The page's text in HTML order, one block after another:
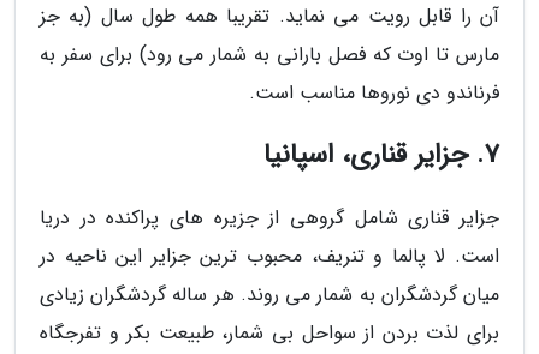
آن را قابل رویت می نماید. تقریبا همه طول سال (به جز
مارس تا اوت که فصل بارانی به شمار می رود) برای سفر به
فرناندو دی نوروها مناسب است.
7. جزایر قناری، اسپانیا
جزایر قناری شامل گروهی از جزیره های پراکنده در دریا
است. لا پالما و تنریف، محبوب ترین جزایر این ناحیه در
میان گردشگران به شمار می روند. هر ساله گردشگران زیادی
برای لذت بردن از سواحل بی شمار، طبیعت بکر و تفرجگاه